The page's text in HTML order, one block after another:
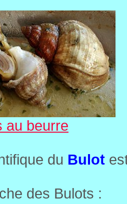
au beurre
du Bulot
des Bulots :